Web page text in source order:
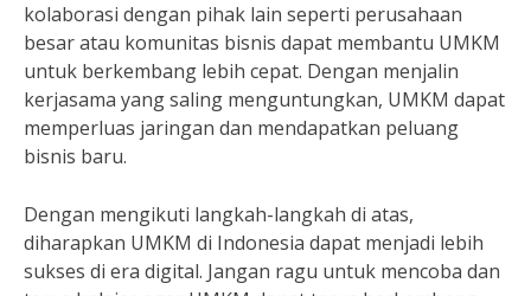
kolaborasi dengan pihak lain seperti perusahaan
besar atau komunitas bisnis dapat membantu UMKM
untuk berkembang lebih cepat. Dengan menjalin
kerjasama yang saling menguntungkan, UMKM dapat
memperluas jaringan dan mendapatkan peluang
bisnis baru.
Dengan mengikuti langkah-langkah di atas,
diharapkan UMKM di Indonesia dapat menjadi lebih
sukses di era digital. Jangan ragu untuk mencoba dan